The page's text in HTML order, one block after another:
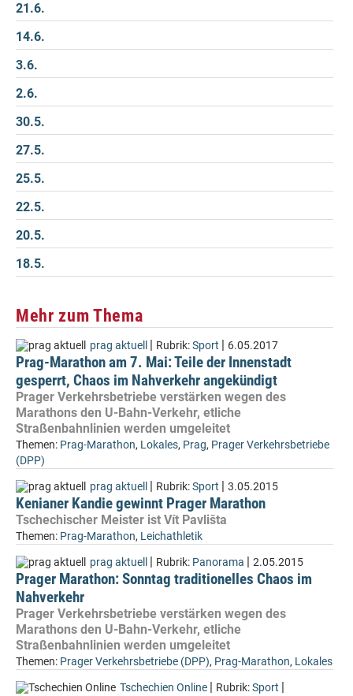
21.6.
14.6.
3.6.
2.6.
30.5.
27.5.
25.5.
22.5.
20.5.
18.5.
Mehr zum Thema
prag aktuell | Rubrik:Sport | 6.05.2017
Prag-Marathon am 7. Mai: Teile der Innenstadt
gesperrt, Chaos im Nahverkehr angekündigt
Prager Verkehrsbetriebe verstärken wegen des
Marathons den U-Bahn-Verkehr, etliche
Straßenbahnlinien werden umgeleitet
Themen: Prag-Marathon, Lokales, Prag, Prager Verkehrsbetriebe
(DPP)
prag aktuell | Rubrik:Sport | 3.05.2015
Kenianer Kandie gewinnt Prager Marathon
Tschechischer Meister ist Vít Pavlišta
Themen: Prag-Marathon, Leichathletik
prag aktuell | Rubrik: Panorama | 2.05.2015
Prager Marathon: Sonntag traditionelles Chaos im
Nahverkehr
Prager Verkehrsbetriebe verstärken wegen des
Marathons den U-Bahn-Verkehr, etliche
Straßenbahnlinien werden umgeleitet
Themen: Prager Verkehrsbetriebe (DPP), Prag-Marathon, Lokales
Tschechien Online | Rubrik:Sport |